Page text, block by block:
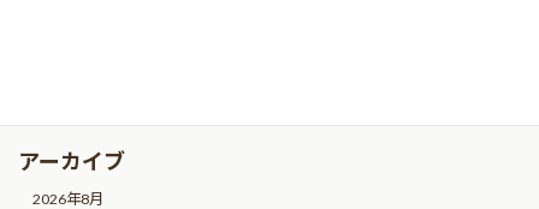
アーカイブ
2026年8月